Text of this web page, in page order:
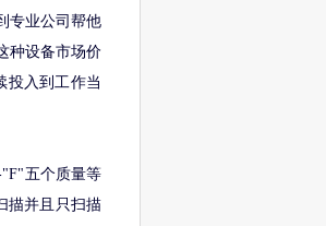
专业公司帮他
种设备市场价
投入到工作当
五个质量等
描并且只扫描